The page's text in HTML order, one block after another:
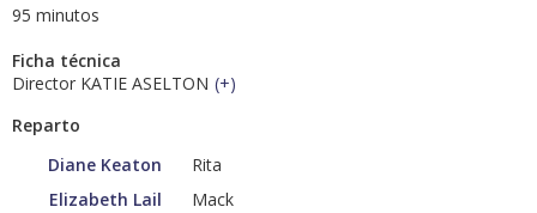
95 minutos
Ficha técnica
Director KATIE ASELTON (+)
Reparto
Diane Keaton
Rita
Elizabeth Lail
Mack